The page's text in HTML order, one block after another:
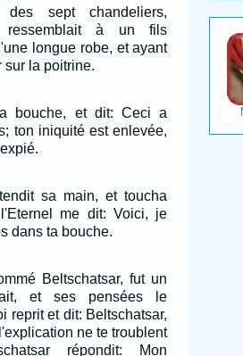
sept chandeliers,
ressemblait à un fils
longue robe, et ayant
sur la poitrine.
bouche, et dit: Ceci a
ton iniquité est enlevée,
sa main, et toucha
me dit: Voici, je
dans ta bouche.
Beltschatsar, fut un
et ses pensées le
reprit et dit: Beltschatsar,
ne te troublent
répondit: Mon